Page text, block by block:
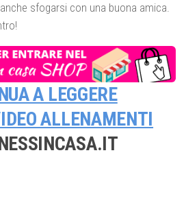
sfogarsi con una buona amica.
A LEGGERE
ALLENAMENTI